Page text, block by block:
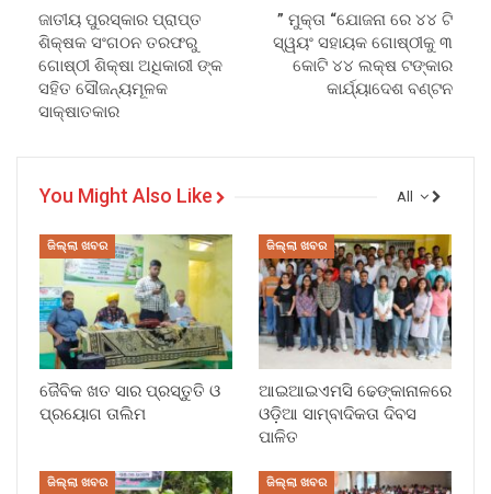
ଜାତୀୟ ପୁରସ୍କାର ପ୍ରାପ୍ତ
ଶିକ୍ଷକ ସଂଗଠନ ତରଫରୁ
ଗୋଷ୍ଠୀ ଶିକ୍ଷା ଅଧିକାରୀ ଙ୍କ
ସହିତ ସୌଜନ୍ୟମୂଳକ
ସାକ୍ଷାତକାର
” ମୁକ୍ତା “ଯୋଜନା ରେ ୪୪ ଟି
ସ୍ୱୟଂ ସହାୟକ ଗୋଷ୍ଠୀକୁ ୩
କୋଟି ୪୪ ଲକ୍ଷ ଟଙ୍କାର
କାର୍ଯ୍ୟାଦେଶ ବଣ୍ଟନ
All
You Might Also Like
ଜିଲ୍ଲା ଖବର
ଜୈବିକ ଖତ ସାର ପ୍ରସ୍ତୁତି ଓ
ପ୍ରୟୋଗ ତାଲିମ
ଜିଲ୍ଲା ଖବର
ଆଇଆଇଏମସି ଢେଙ୍କାନାଳରେ
ଓଡ଼ିଆ ସାମ୍ବାଦିକତା ଦିବସ
ପାଳିତ
ଜିଲ୍ଲା ଖବର ଜିଲ୍ଲା ଖବର